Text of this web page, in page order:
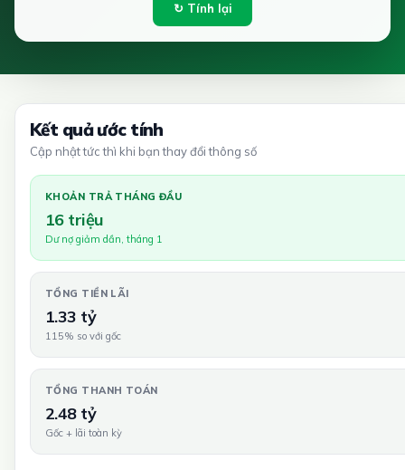
↻ Tính lại
Kết quả ước tính
Cập nhật tức thì khi bạn thay đổi thông số
KHOẢN TRẢ THÁNG ĐẦU
16 triệu
Dư nợ giảm dần, tháng 1
TỔNG TIỀN LÃI
1.33 tỷ
115% so với gốc
TỔNG THANH TOÁN
2.48 tỷ
Gốc + lãi toàn kỳ